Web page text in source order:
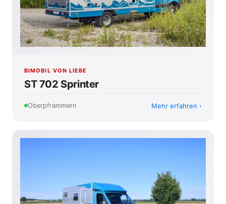
BIMOBIL VON LIEBE
ST 702 Sprinter
Oberpframmern Mehr erfahren